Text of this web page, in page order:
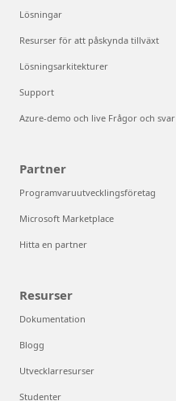
Lösningar
Resurser för att påskynda tillväxt
Lösningsarkitekturer
Support
Azure-demo och live Frågor och svar
Partner
Programvaruutvecklingsföretag
Microsoft Marketplace
Hitta en partner
Resurser
Dokumentation
Blogg
Utvecklarresurser
Studenter